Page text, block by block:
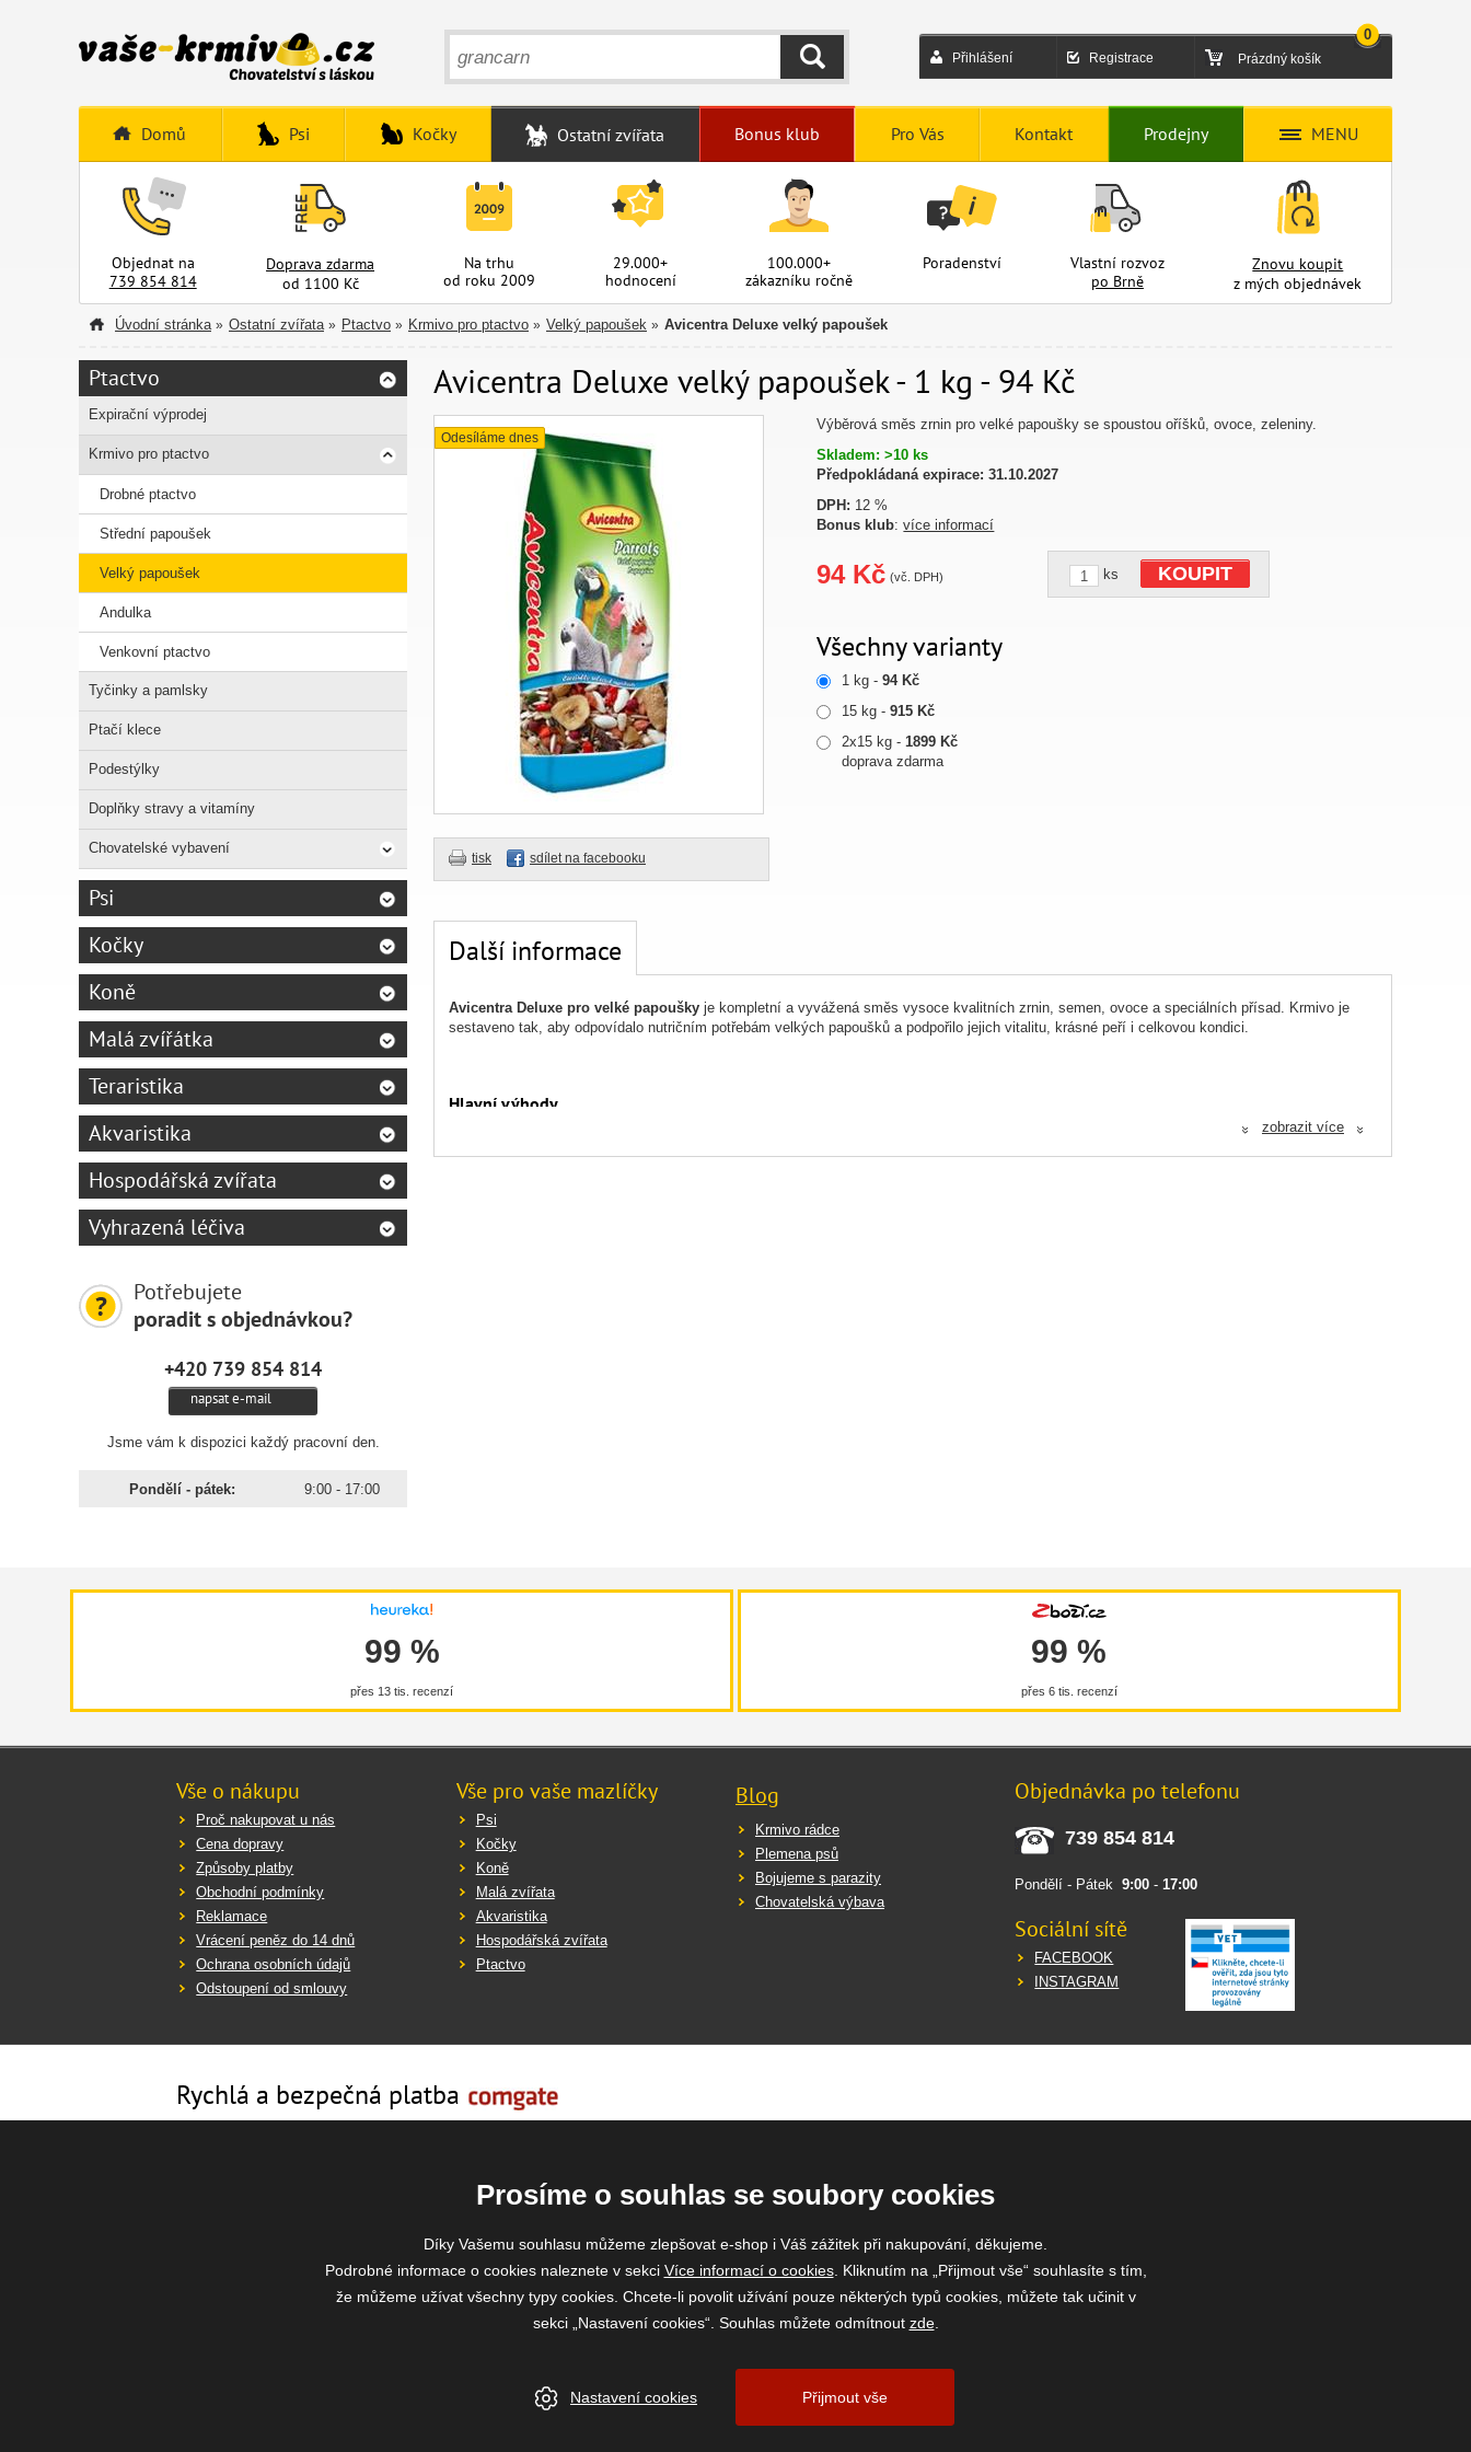
Přihlášení Registrace Prázdný košík
0
HLEDAT
Domů Psi Kočky Ostatní zvířata Bonus klub Pro Vás Kontakt Prodejny MENU
Objednat na
739 854 814
Doprava zdarma
od 1100 Kč
Na trhu
od roku 2009
29.000+
hodnocení
100.000+
zákazníku ročně
Poradenství
Vlastní rozvoz
po Brně
Znovu koupit
z mých objednávek
Úvodní stránka » Ostatní zvířata » Ptactvo » Krmivo pro ptactvo » Velký papoušek » Avicentra Deluxe velký papoušek
Avicentra Deluxe velký papoušek - 1 kg - 94 Kč
Odesíláme dnes
tisk sdílet na facebooku
Výběrová směs zrnin pro velké papoušky se spoustou oříšků, ovoce, zeleniny.
Skladem: >10 ks
Předpokládaná expirace: 31.10.2027
DPH: 12 %
Bonus klub:více informací
94 Kč (vč. DPH) ks KOUPIT
Všechny varianty
1 kg -94 Kč
15 kg -915 Kč
2x15 kg -1899 Kč
doprava zdarma
Další informace
Avicentra Deluxe pro velké papoušky je kompletní a vyvážená směs vysoce kvalitních zrnin, semen, ovoce a speciálních přísad. Krmivo je
sestaveno tak, aby odpovídalo nutričním potřebám velkých papoušků a podpořilo jejich vitalitu, krásné peří i celkovou kondici.
Hlavní výhody
« zobrazit více «
Ptactvo
Expirační výprodej
Krmivo pro ptactvo
Drobné ptactvo
Střední papoušek
Velký papoušek
Andulka
Venkovní ptactvo
Tyčinky a pamlsky
Ptačí klece
Podestýlky
Doplňky stravy a vitamíny
Chovatelské vybavení
Psi
Kočky
Koně
Malá zvířátka
Teraristika
Akvaristika
Hospodářská zvířata
Vyhrazená léčiva
Potřebujete
poradit s objednávkou?
+420 739 854 814
napsat e-mail
Jsme vám k dispozici každý pracovní den.
Pondělí - pátek: 9:00 - 17:00
99 %
přes 13 tis. recenzí
99 %
přes 6 tis. recenzí
Vše o nákupu
Proč nakupovat u nás
Cena dopravy
Způsoby platby
Obchodní podmínky
Reklamace
Vrácení peněz do 14 dnů
Ochrana osobních údajů
Odstoupení od smlouvy
Vše pro vaše mazlíčky
Psi
Kočky
Koně
Malá zvířata
Akvaristika
Hospodářská zvířata
Ptactvo
Blog
Krmivo rádce
Plemena psů
Bojujeme s parazity
Chovatelská výbava
Objednávka po telefonu
739 854 814
Pondělí - Pátek9:00 -17:00
Sociální sítě
FACEBOOK
INSTAGRAM
Rychlá a bezpečná platba
www.vase-krmivo.cz
- Tomáš Kroupa e-shop, Kanice 307, 664 01 Brno-venkov, IČ: 75785439
Prosíme o souhlas se soubory cookies
Díky Vašemu souhlasu můžeme zlepšovat e-shop i Váš zážitek při nakupování, děkujeme.
Podrobné informace o cookies naleznete v sekci Více informací o cookies. Kliknutím na „Přijmout vše“ souhlasíte s tím,
že můžeme užívat všechny typy cookies. Chcete-li povolit užívání pouze některých typů cookies, můžete tak učinit v
sekci „Nastavení cookies“. Souhlas můžete odmítnout zde.
Přijmout vše
Nastavení cookies